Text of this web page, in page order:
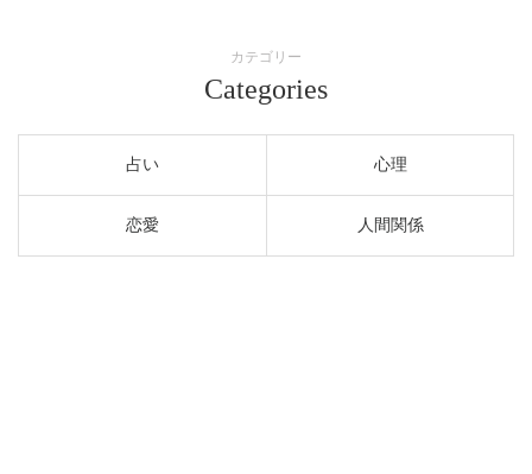
カテゴリー
Categories
占い 心理
恋愛 人間関係